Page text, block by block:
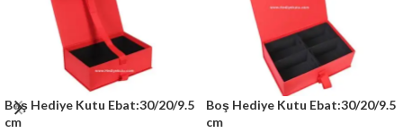
Boş Hediye Kutu Ebat:30/20/9.5
cm
Boş Hediye Kutu Ebat:30/20/9.5
cm